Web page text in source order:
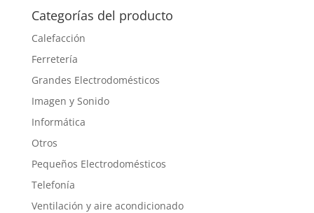
Categorías del producto
Calefacción
Ferretería
Grandes Electrodomésticos
Imagen y Sonido
Informática
Otros
Pequeños Electrodomésticos
Telefonía
Ventilación y aire acondicionado